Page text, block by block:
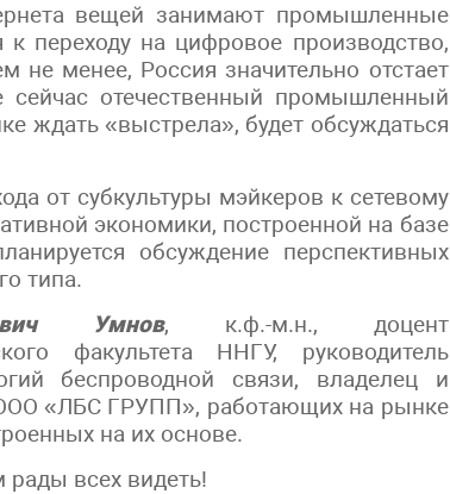
вещей занимают промышленные
к переходу на цифровое производство,
не менее, Россия значительно отстает
отечественный промышленный
ждать «выстрела», будет обсуждаться
от субкультуры мэйкеров к сетевому
экономики, построенной на базе
обсуждение перспективных
типа.
Умнов, к.ф.-м.н., доцент
факультета ННГУ, руководитель
беспроводной связи, владелец и
«ЛБС ГРУПП», работающих на рынке
на их основе.
всех видеть!